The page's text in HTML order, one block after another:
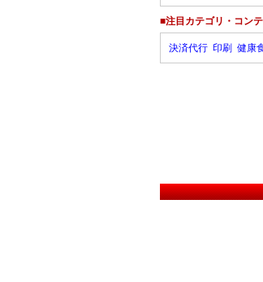
■注目カテゴリ・コン
決済代行 印刷 健康